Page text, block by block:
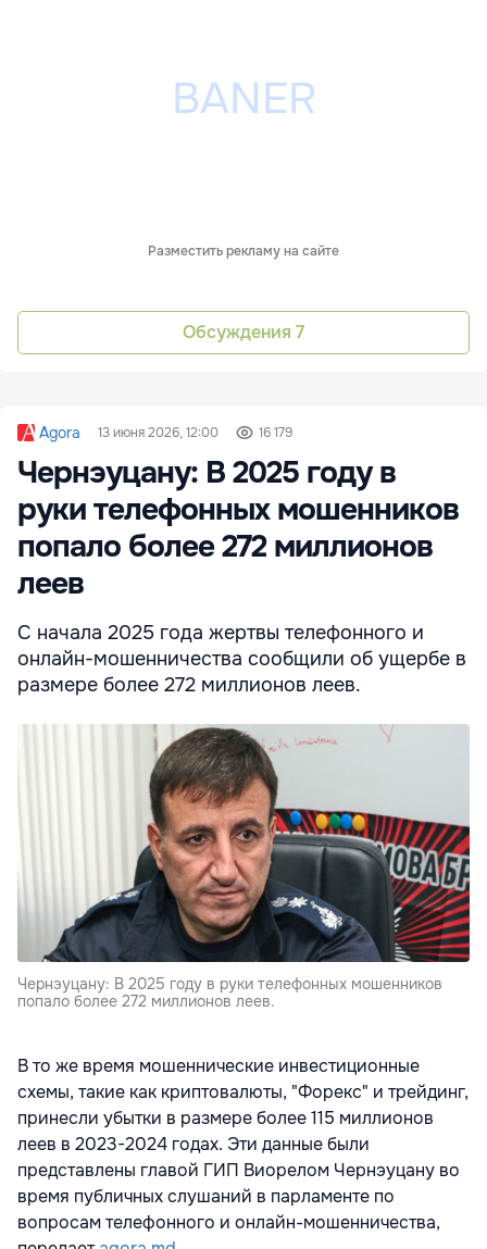
Разместить рекламу на сайте
Обсуждения 7
Agora 13 июня 2026, 12:00 16 179
Чернэуцану: В 2025 году в
руки телефонных мошенников
попало более 272 миллионов
леев
С начала 2025 года жертвы телефонного и
онлайн-мошенничества сообщили об ущербе в
размере более 272 миллионов леев.
Чернэуцану: В 2025 году в руки телефонных мошенников
попало более 272 миллионов леев.
В то же время мошеннические инвестиционные
схемы, такие как криптовалюты, "Форекс" и трейдинг,
принесли убытки в размере более 115 миллионов
леев в 2023-2024 годах. Эти данные были
представлены главой ГИП Виорелом Чернэуцану во
время публичных слушаний в парламенте по
вопросам телефонного и онлайн-мошенничества,